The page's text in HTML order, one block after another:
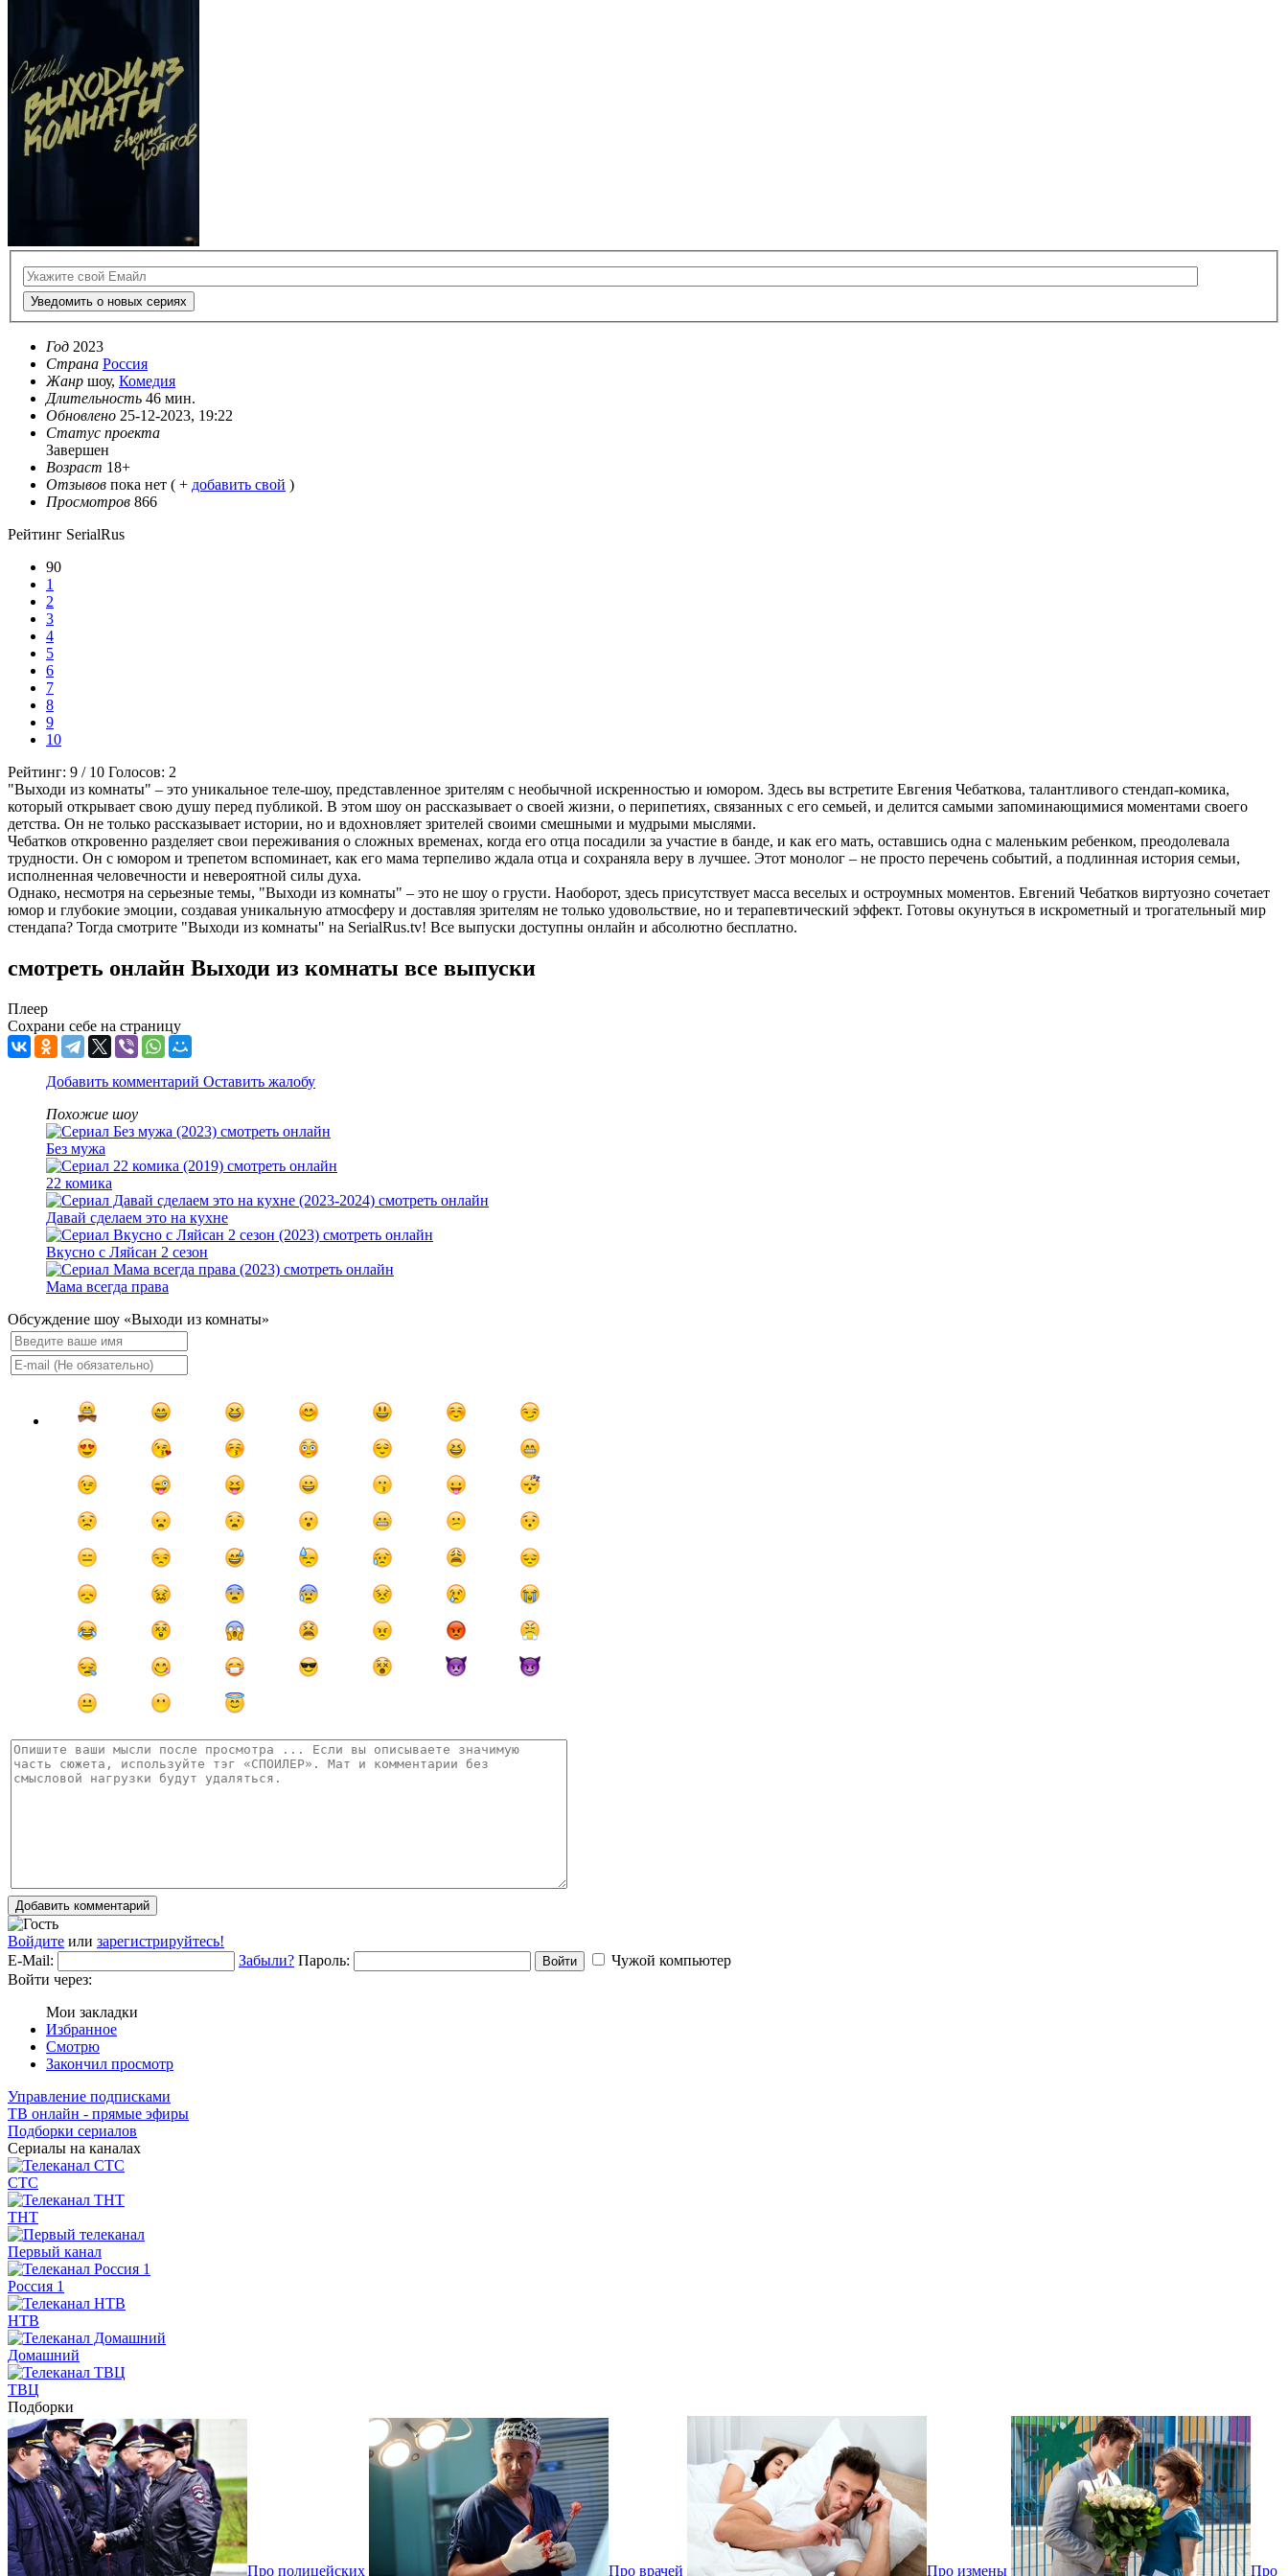
Уведомить о новых сериях
Год 2023
Страна Россия
Жанр шоу, Комедия
Длительность 46 мин.
Обновлено 25-12-2023, 19:22
Статус проекта
Завершен
Возраст 18+
Отзывов пока нет ( + добавить свой )
Просмотров 866
Рейтинг SerialRus
90
1
2
3
4
5
6
7
8
9
10
Рейтинг: 9 / 10 Голосов: 2
"Выходи из комнаты" – это уникальное теле-шоу, представленное зрителям с необычной искренностью и юмором. Здесь вы встретите Евгения Чебаткова, талантливого стендап-комика,
который открывает свою душу перед публикой. В этом шоу он рассказывает о своей жизни, о перипетиях, связанных с его семьей, и делится самыми запоминающимися моментами своего
детства. Он не только рассказывает истории, но и вдохновляет зрителей своими смешными и мудрыми мыслями.
Чебатков откровенно разделяет свои переживания о сложных временах, когда его отца посадили за участие в банде, и как его мать, оставшись одна с маленьким ребенком, преодолевала
трудности. Он с юмором и трепетом вспоминает, как его мама терпеливо ждала отца и сохраняла веру в лучшее. Этот монолог – не просто перечень событий, а подлинная история семьи,
исполненная человечности и невероятной силы духа.
Однако, несмотря на серьезные темы, "Выходи из комнаты" – это не шоу о грусти. Наоборот, здесь присутствует масса веселых и остроумных моментов. Евгений Чебатков виртуозно сочетает
юмор и глубокие эмоции, создавая уникальную атмосферу и доставляя зрителям не только удовольствие, но и терапевтический эффект. Готовы окунуться в искрометный и трогательный мир
стендапа? Тогда смотрите "Выходи из комнаты" на SerialRus.tv! Все выпуски доступны онлайн и абсолютно бесплатно.
смотреть онлайн Выходи из комнаты все выпуски
Плеер
Сохрани себе на страницу
Добавить комментарий Оставить жалобу
Похожие шоу
Без мужа
22 комика
Давай сделаем это на кухне
Вкусно с Ляйсан 2 сезон
Мама всегда права
Обсуждение шоу «Выходи из комнаты»
Добавить комментарий
Войдите или зарегистрируйтесь!
E-Mail:
Забыли? Пароль: Войти
Чужой компьютер
Войти через:
Мои закладки
Избранное
Смотрю
Закончил просмотр
Управление подписками
ТВ онлайн - прямые эфиры
Подборки сериалов
Сериалы на каналах
СТС
ТНТ
Первый канал
Россия 1
НТВ
Домашний
ТВЦ
Подборки
Про полицейских Про врачей Про измены Про